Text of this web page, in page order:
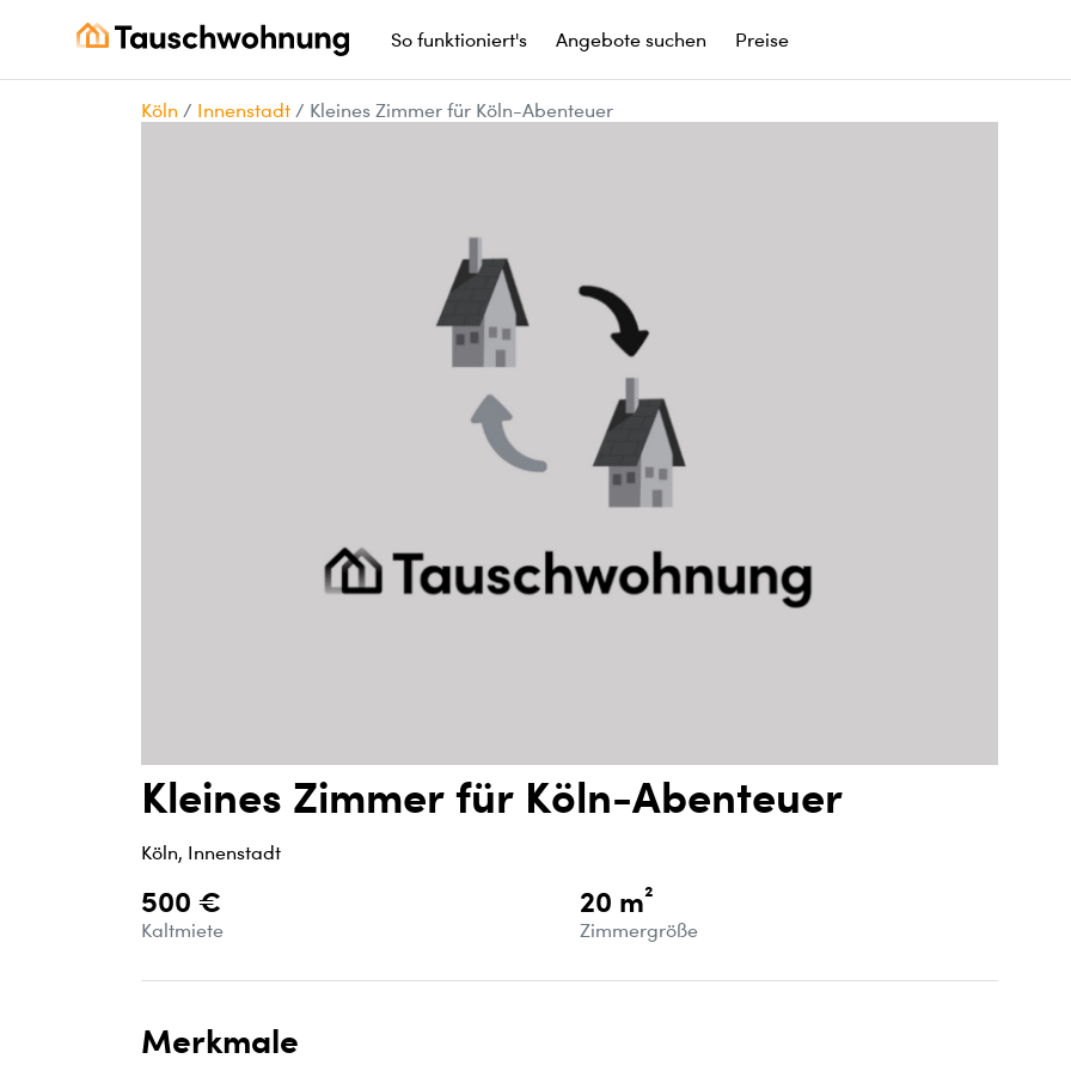
So funktioniert's Angebote suchen Preise
Köln / Innenstadt / Kleines Zimmer für Köln-Abenteuer
Kleines Zimmer für Köln-Abenteuer
Köln, Innenstadt
500 €
Kaltmiete
20 m²
Zimmergröße
Merkmale